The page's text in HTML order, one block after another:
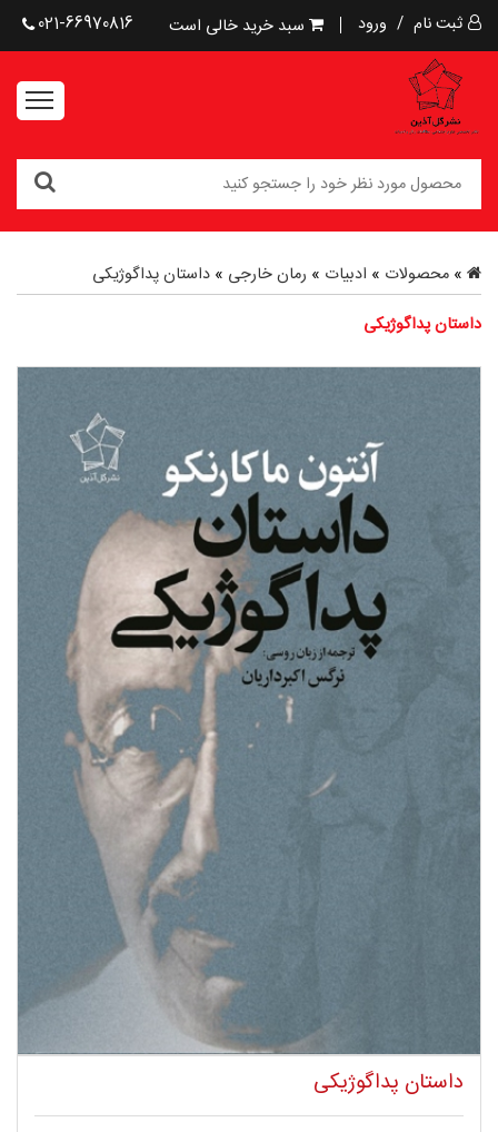
ثبت نام / ورود سبد خرید خالی است 021-66970816
» محصولات » ادبیات » رمان خارجی » داستان پداگوژیکی
داستان پداگوژیکی
داستان پداگوژیکی